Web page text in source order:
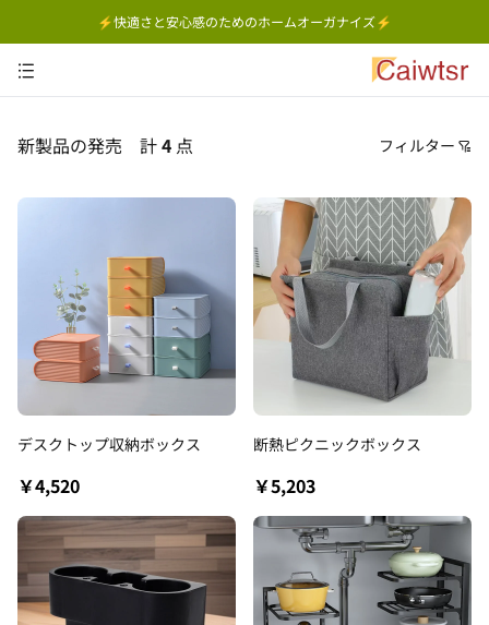
⚡快適さと安心感のためのホームオーガナイズ⚡
新製品の発売 計4 点 フィルター
価格
安い順
高い順
新着順
デスクトップ収納ボックス
￥4,520
断熱ピクニックボックス
￥5,203